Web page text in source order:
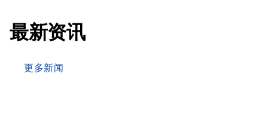
最新资讯
更多新闻